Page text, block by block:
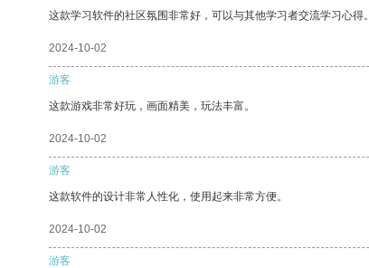
这款学习软件的社区氛围非常好，可以与其他学习者交流学习心得。
2024-10-02
游客
这款游戏非常好玩，画面精美，玩法丰富。
2024-10-02
游客
这款软件的设计非常人性化，使用起来非常方便。
2024-10-02
游客